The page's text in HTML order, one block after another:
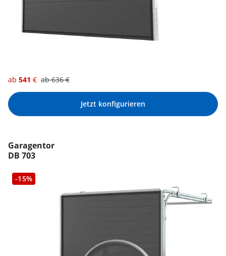
ab 541 € ab636€
Jetzt konfigurieren
Garagentor
DB 703
-15%